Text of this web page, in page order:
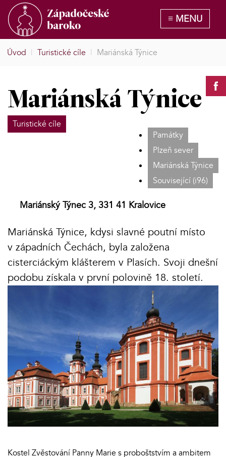
Úvod | Turistické cíle | Mariánská Týnice
Mariánská Týnice
Turistické cíle
Památky
Plzeň sever
Mariánská Týnice
Související (i96)
Mariánský Týnec 3, 331 41 Kralovice
Mariánská Týnice, kdysi slavné poutní místo
v západních Čechách, byla založena
cisterciáckým klášterem v Plasích. Svoji dnešní
podobu získala v první polovině 18. století.
Kostel Zvěstování Panny Marie s proboštstvím a ambitem